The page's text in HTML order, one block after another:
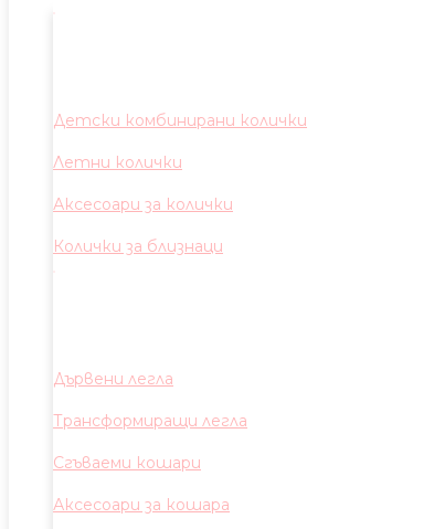
Детски комбинирани колички
Летни колички
Аксесоари за колички
Колички за близнаци
Дървени легла
Трансформиращи легла
Сгъваеми кошари
Аксесоари за кошара